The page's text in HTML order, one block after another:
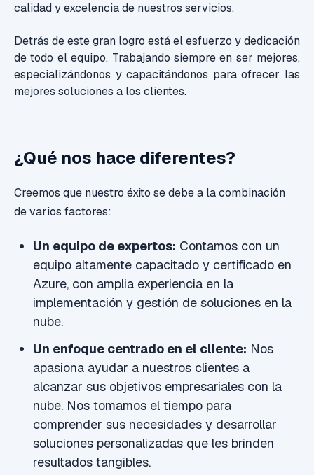
calidad y excelencia de nuestros servicios.
Detrás de este gran logro está el esfuerzo y dedicación
de todo el equipo. Trabajando siempre en ser mejores,
especializándonos y capacitándonos para ofrecer las
mejores soluciones a los clientes.
¿Qué nos hace diferentes?
Creemos que nuestro éxito se debe a la combinación
de varios factores:
Un equipo de expertos: Contamos con un
equipo altamente capacitado y certificado en
Azure, con amplia experiencia en la
implementación y gestión de soluciones en la
nube.
Un enfoque centrado en el cliente: Nos
apasiona ayudar a nuestros clientes a
alcanzar sus objetivos empresariales con la
nube. Nos tomamos el tiempo para
comprender sus necesidades y desarrollar
soluciones personalizadas que les brinden
resultados tangibles.